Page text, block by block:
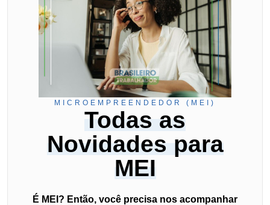
MICROEMPREENDEDOR (MEI)
Todas as
Novidades para
MEI
É MEI? Então, você precisa nos acompanhar